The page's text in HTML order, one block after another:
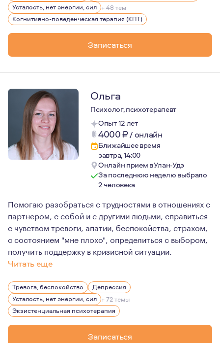
Усталость, нет энергии, сил + 48 тем
Когнитивно-поведенческая терапия (КПТ)
Записаться
Ольга
Психолог, психотерапевт
Опыт 12 лет
4000₽/ онлайн
Ближайшее время
завтра, 14:00
Онлайн прием в Улан-Удэ
За последнюю неделю выбрало
2 человека
Помогаю разобраться с трудностями в отношениях с
партнером, с собой и с другими людьми, справиться
с чувством тревоги, апатии, беспокойства, страхом,
с состоянием "мне плохо", определиться с выбором,
получить поддержку в кризисной ситуации.
Читать еще
После университета работала в сфере управления
Гибкая, толерантная, со свободными взглядами на
Тревога, беспокойство
Депрессия
Усталость, нет энергии, сил + 72 темы
Экзистенциальная психотерапия
Записаться